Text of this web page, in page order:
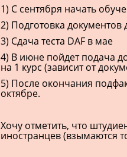
1) С сентября начать
2) Подготовка документов
3) Сдача теста DAF в мае
4) В июне пойдет подача
на 1 курс (зависит от
5) После окончания
октябре.
Хочу отметить, что
иностранцев (взымаются